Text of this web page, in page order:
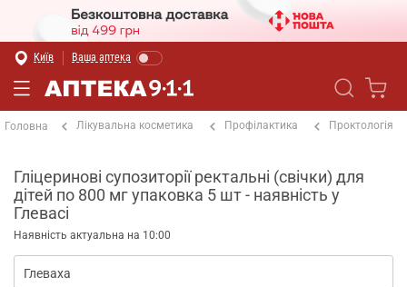
Київ Ваша аптека
Головна Лікувальна косметика Профілактика Проктологія
Гліцеринові супозиторії ректальні (свічки) для
дітей по 800 мг упаковка 5 шт - наявність у
Глевасі
Наявність актуальна на 10:00